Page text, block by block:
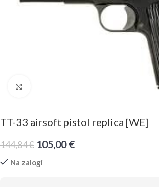
TT-33 airsoft pistol replica [WE]
144,84€ 105,00€
Na zalogi